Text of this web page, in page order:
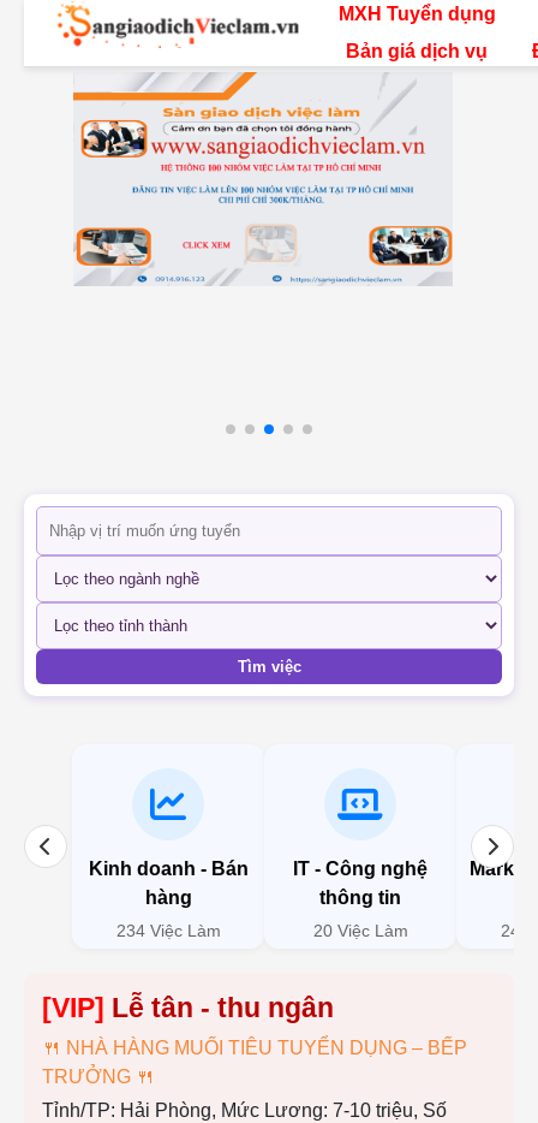
MXH Tuyển dụng
Bản giá dịch vụ
Tìm việc
Kinh doanh - Bán
hàng
234 Việc Làm
IT - Công nghệ
thông tin
20 Việc Làm 246
[VIP] NHÀ HÀNG MUỐI TIÊU
TUYỂN DỤNG – BẾP TRƯỞNG
🍴 NHÀ HÀNG MUỐI TIÊU TUYỂN DỤNG – BẾP
TRƯỞNG 🍴